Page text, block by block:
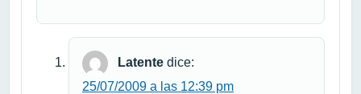
Latente dice:
25/07/2009 a las 12:39 pm